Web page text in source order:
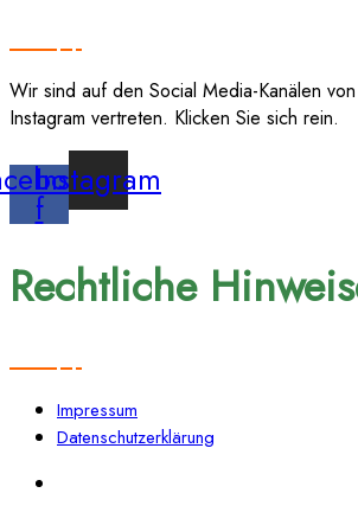
Wir sind auf den Social Media-Kanälen
Instagram vertreten. Klicken Sie sich rein.
f
Instagram
Rechtliche
Impressum
Datenschutzerklärung